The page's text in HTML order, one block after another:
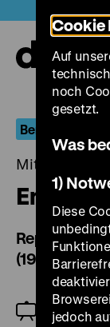
zum
Seiteninhalt
springen
Berlin.Dokument
Mittwoch, 27.
Reportagen
(1975-1992)
Jeanpaul
Cookie
Auf
noch
gesetzt.
Was
1)
Diese
jedoch